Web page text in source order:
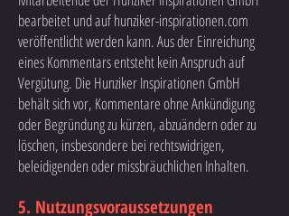
bearbeitet und auf hunziker-inspirationen.com
veröffentlicht werden kann. Aus der Einreichung
eines Kommentars entsteht kein Anspruch auf
Vergütung. Die Hunziker Inspirationen GmbH
behält sich vor, Kommentare ohne Ankündigung
oder Begründung zu kürzen, abzuändern oder zu
löschen, insbesondere bei rechtswidrigen,
beleidigenden oder missbräuchlichen Inhalten.
5. Nutzungsvoraussetzungen